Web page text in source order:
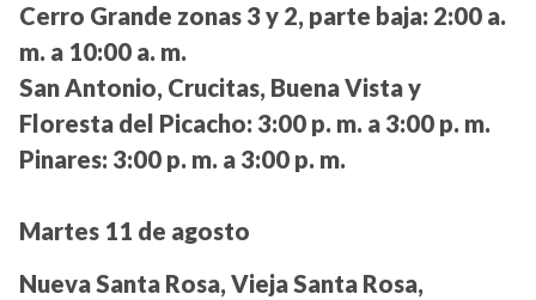
Cerro Grande zonas 3 y 2, parte baja: 2:00 a.
m. a 10:00 a. m.
San Antonio, Crucitas, Buena Vista y
Floresta del Picacho: 3:00 p. m. a 3:00 p. m.
Pinares: 3:00 p. m. a 3:00 p. m.
Martes 11 de agosto
Nueva Santa Rosa, Vieja Santa Rosa,